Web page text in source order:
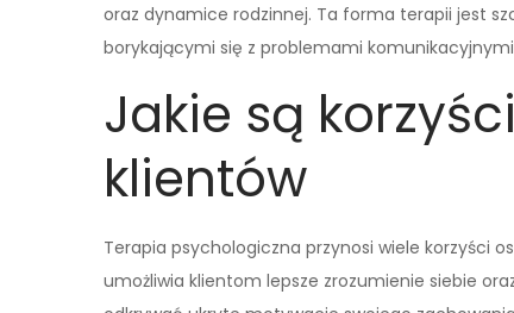
oraz dynamice rodzinnej. Ta forma terapii jest
borykającymi się z problemami
Jakie są
klientów
Terapia psychologiczna przynosi wiele korzyści
umożliwia klientom lepsze zrozumienie siebie